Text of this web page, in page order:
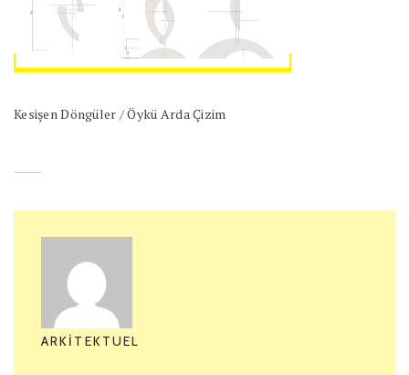
Kesişen Döngüler / Öykü Arda Çizim
ARKITEKTUEL